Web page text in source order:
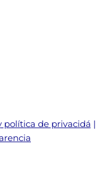
política de privacidá |